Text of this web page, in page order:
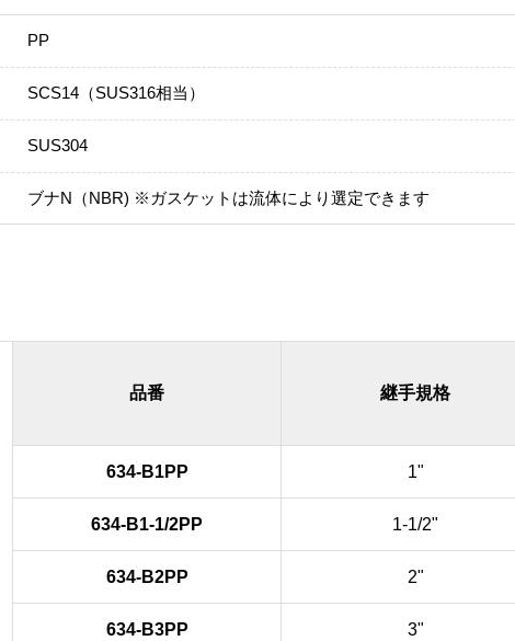
PP
SCS14（SUS316相当）
SUS304
ブナN（NBR) ※ガスケットは流体により選定できます
品番 継手規格
634-B1PP 1"
634-B1-1/2PP 1-1/2"
634-B2PP 2"
634-B3PP 3"